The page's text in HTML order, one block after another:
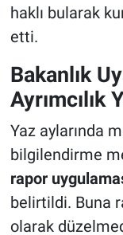
haklı bularak
etti.
Bakanlık
Ayrımcılık
Yaz aylarında
bilgilendirme
rapor
belirtildi. Buna
olarak